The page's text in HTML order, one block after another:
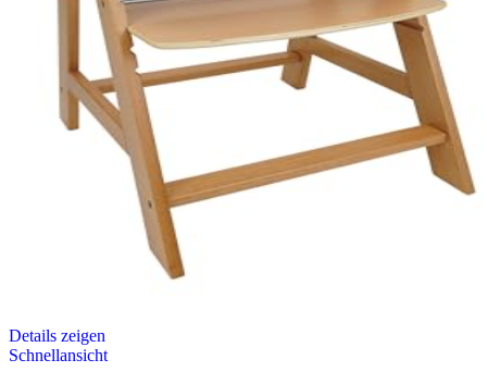
Details zeigen
Schnellansicht